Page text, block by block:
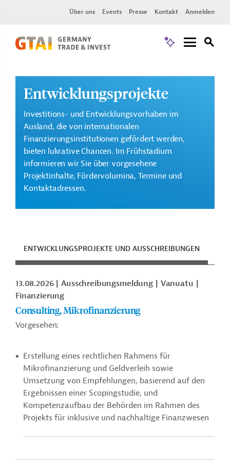
Über uns Events Presse Kontakt Anmelden
Entwicklungsprojekte
Investitions- und Entwicklungsvorhaben im
Ausland, die von internationalen
Finanzierungsinstitutionen gefördert werden,
bieten lukrative Chancen. Im Frühstadium
informieren wir Sie über vorgesehene
Projektinhalte, Fördervolumina, Termine und
Kontaktadressen.
ENTWICKLUNGSPROJEKTE UND AUSSCHREIBUNGEN
13.08.2026 Ausschreibungsmeldung
Vanuatu
Finanzierung
Consulting, Mikrofinanzierung
Vorgesehen:
Erstellung eines rechtlichen Rahmens für
Mikrofinanzierung und Geldverleih sowie
Umsetzung von Empfehlungen, basierend auf den
Ergebnissen einer Scopingstudie, und
Kompetenzaufbau der Behörden im Rahmen des
Projekts für inklusive und nachhaltige Finanzwesen